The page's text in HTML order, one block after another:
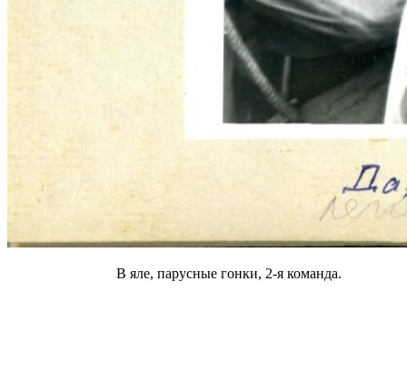
В яле, парусные гонки, 2-я команда.